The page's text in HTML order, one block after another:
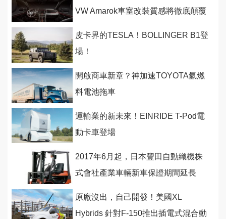
VW Amarok車室改裝質感將徹底顛覆
皮卡界的TESLA！BOLLINGER B1登
場！
開啟商車新章？神加速TOYOTA氫燃
料電池拖車
運輸業的新未來！EINRIDE T-Pod電
動卡車登場
2017年6月起，日本豐田自動織機株
式會社產業車輛新車保證期間延長
原廠沒出，自己開發！美國XL
Hybrids 針對F-150推出插電式混合動